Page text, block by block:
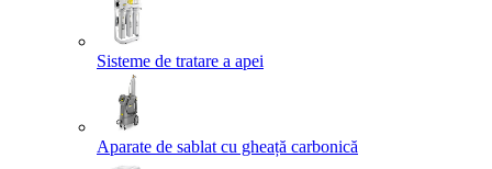
Sisteme de tratare a apei
Aparate de sablat cu gheață carbonică